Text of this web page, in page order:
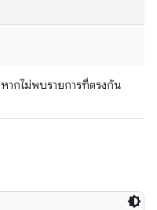
หากไม่พบรายการที่ตรงกัน